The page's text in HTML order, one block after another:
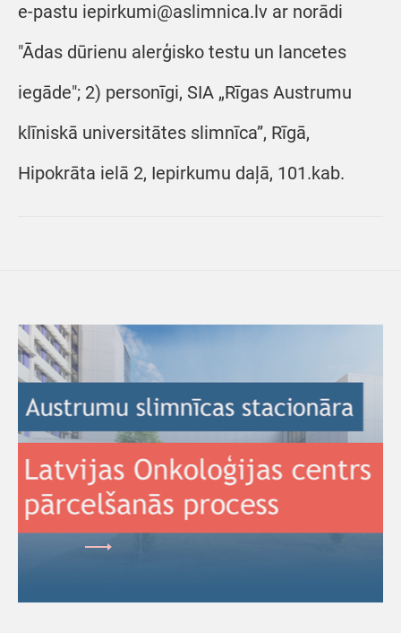
e-pastu iepirkumi@aslimnica.lv ar norādi
"Ādas dūrienu alerģisko testu un lancetes
iegāde"; 2) personīgi, SIA „Rīgas Austrumu
klīniskā universitātes slimnīca”, Rīgā,
Hipokrāta ielā 2, Iepirkumu daļā, 101.kab.